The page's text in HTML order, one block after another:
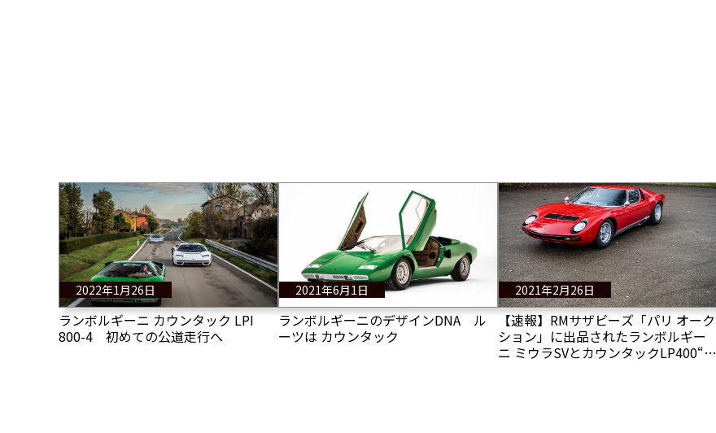
2022年1月26日
ランボルギーニ カウンタック LPI
800-4 初めての公道走行へ
2021年6月1日
ランボルギーニのデザインDNA ル
ーツは カウンタック
2021年2月26日
【速報】RMサザビーズ「パリ オーク
ション」に出品されたランボルギー
ニ ミウラSVとカウンタックLP400“ペ